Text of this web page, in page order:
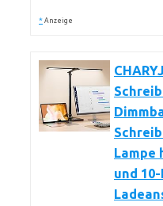
* Anzeige
Lampe
und